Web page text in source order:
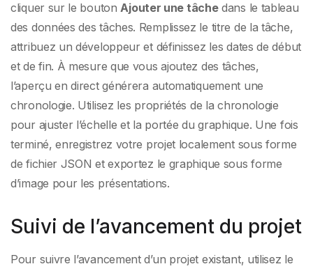
cliquer sur le boutonAjouter une tâchedans le tableau
des données des tâches. Remplissez le titre de la tâche,
attribuez un développeur et définissez les dates de début
et de fin. À mesure que vous ajoutez des tâches,
l’aperçu en direct générera automatiquement une
chronologie. Utilisez les propriétés de la chronologie
pour ajuster l’échelle et la portée du graphique. Une fois
terminé, enregistrez votre projet localement sous forme
de fichier JSON et exportez le graphique sous forme
d’image pour les présentations.
Suivi de l’avancement du projet
Pour suivre l’avancement d’un projet existant, utilisez le